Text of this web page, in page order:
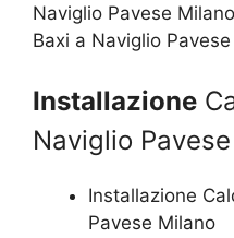
Naviglio Pavese
Baxi a Naviglio
Installazione
Naviglio
Installazione
Pavese Milano